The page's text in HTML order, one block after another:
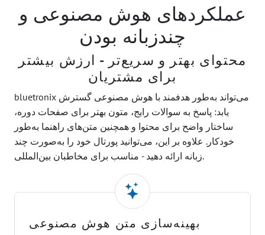
عملکردهای هوش مصنوعی و
چندزبانه بودن
محتوای بهتر و سریع‌تر - ارزش بیشتر
برای مشتریان
bluetronix می‌تواند به‌طور هدفمند با هوش مصنوعی گسترش
یابد: پاسخ به سوالات رایج، متون بهتر برای صفحات دوره،
ساختار واضح برای محتوا و همچنین متن‌های راهنما به‌طور
خودکار. علاوه بر این، می‌توانید پورتال خود را به‌صورت چند
زبانه ارائه دهید - مناسب برای مخاطبان بین‌المللی.
بهینه‌سازی متن هوش مصنوعی